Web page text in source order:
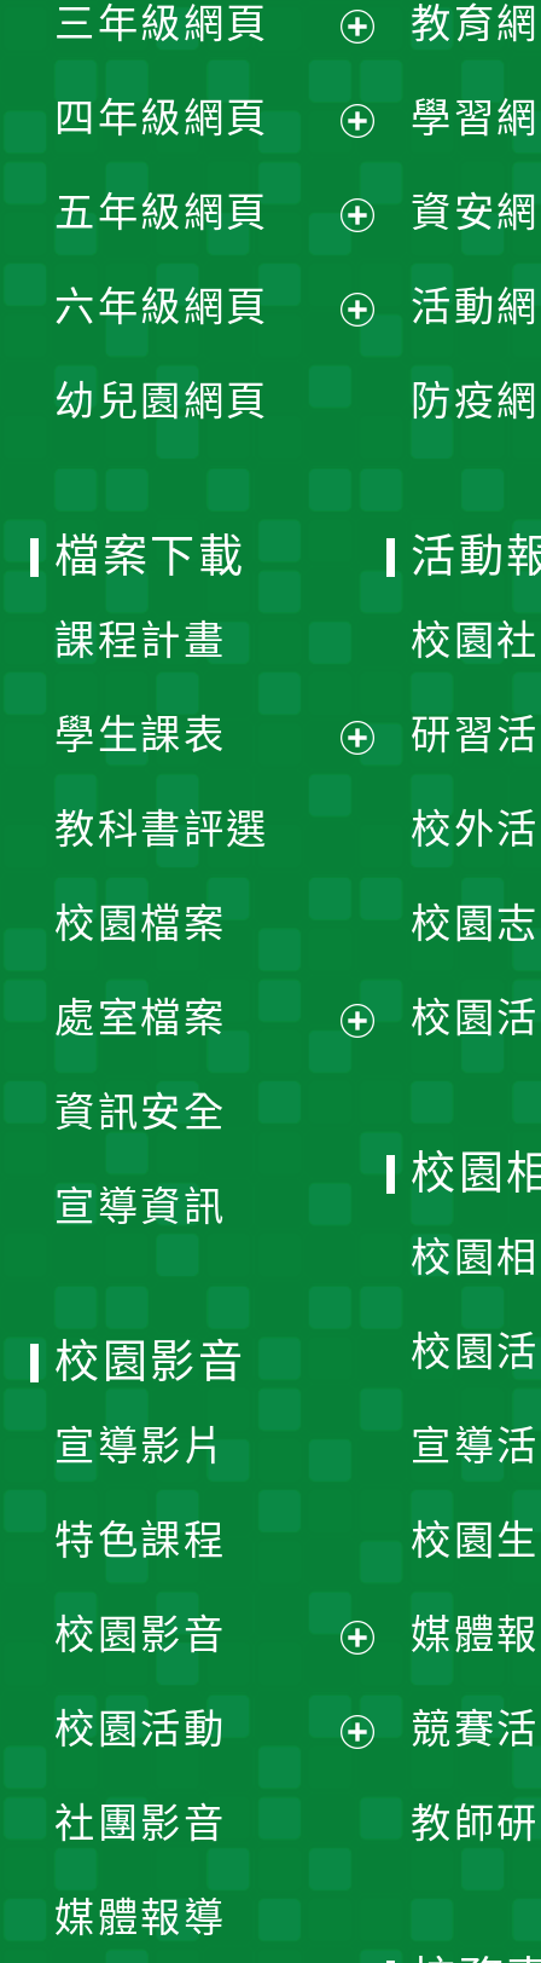
選
單
開
選
單
三年級網頁
開
選
單
四年級網頁
開
選
五年級網頁
開
六年級網頁
幼兒園網頁
教育
學習
資安
活動
防疫
檔案下載
課程計畫
學生課表
單
教科書評選
校園檔案
處室檔案
資訊安全
宣導資訊
活動
校園
研習
校外
校園
校園
校園
校園
校園
宣導
校園
媒體
競賽
教師
校園影音
宣導影片
特色課程
校園影音
開
校園活動
社團影音
媒體報導